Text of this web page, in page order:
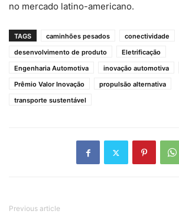
no mercado latino-americano.
TAGS caminhões pesados
conectividade
desenvolvimento de produto
Eletrificação
Engenharia Automotiva
inovação automotiva
Prêmio Valor Inovação
propulsão alternativa
transporte sustentável
Previous article